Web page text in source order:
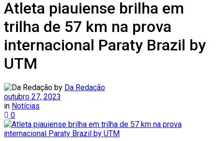
Atleta piauiense brilha em
trilha de 57 km na prova
internacional Paraty Brazil by
UTM
by Da Redação
outubro 27, 2023
in Notícias
0